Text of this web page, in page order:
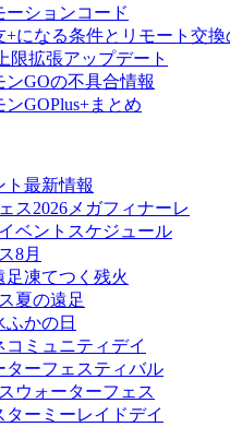
ーションコード
+になる条件とリモート交換
限拡張アップデート
ンGOの不具合情報
ンGOPlus+まとめ
ト最新情報
ス2026メガフィナーレ
ベントスケジュール
8月
足凍てつく残火
夏の遠足
ふかの日
コミュニティデイ
ターフェスティバル
ウォーターフェス
ターミーレイドデイ